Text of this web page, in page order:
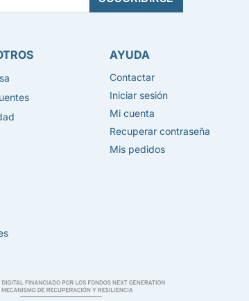
AYUDA
Contactar
Iniciar sesión
Mi cuenta
Recuperar contraseña
Mis pedidos